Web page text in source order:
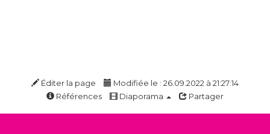
Éditer la page
Modifiée le : 26.09.2022 à 21:27:14
Références
Diaporama Partager